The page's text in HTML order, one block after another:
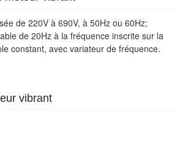
de 220V à 690V, à 50Hz ou 60Hz;
de 20Hz à la fréquence inscrite sur la
constant, avec variateur de fréquence.
vibrant